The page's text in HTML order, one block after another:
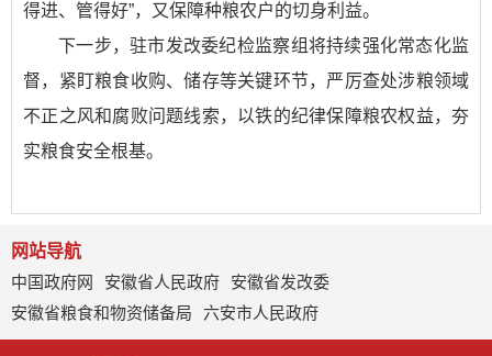
得进、管得好”，又保障种粮农户的切身利益。
下一步，驻市发改委纪检监察组将持续强化常态化监
督，紧盯粮食收购、储存等关键环节，严厉查处涉粮领域
不正之风和腐败问题线索，以铁的纪律保障粮农权益，夯
实粮食安全根基。
网站导航
中国政府网
安徽省人民政府
安徽省发改委
安徽省粮食和物资储备局
六安市人民政府